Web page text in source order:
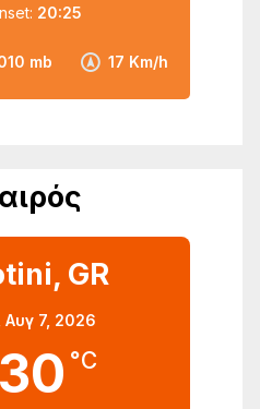
mb 17 Km/h
20:25
GR
Αυγ 7, 2026
30 °C